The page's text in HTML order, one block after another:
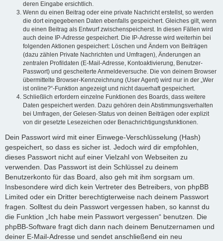
deren Eingabe ersichtlich.
Wenn du einen Beitrag oder eine private Nachricht erstellst, so werden
die dort eingegebenen Daten ebenfalls gespeichert. Gleiches gilt, wenn
du einen Beitrag als Entwurf zwischenspeicherst. In diesen Fällen wird
auch deine IP-Adresse gespeichert. Die IP-Adresse wird weiterhin bei
folgenden Aktionen gespeichert: Löschen und Ändern von Beiträgen
(dazu zählen Private Nachrichten und Umfragen), Änderungen an
zentralen Profildaten (E-Mail-Adresse, Kontoaktivierung, Benutzer-
Passwort) und gescheiterte Anmeldeversuche. Die von deinem Browser
übermittelte Browser-Kennzeichnung (User Agent) wird nur in der „Wer
ist online?“-Funktion angezeigt und nicht dauerhaft gespeichert.
Schließlich erfordern einzelne Funktionen des Boards, dass weitere
Daten gespeichert werden. Dazu gehören dein Abstimmungsverhalten
bei Umfragen, der Gelesen-Status von deinen Beiträgen oder explizit
von dir gesetzte Lesezeichen oder Benachrichtigungsfunktionen.
Dein Passwort wird mit einer Einwege-Verschlüsselung (Hash)
gespeichert, so dass es sicher ist. Jedoch wird dir empfohlen,
dieses Passwort nicht auf einer Vielzahl von Webseiten zu
verwenden. Das Passwort ist dein Schlüssel zu deinem
Benutzerkonto für das Board, also geh mit ihm sorgsam um.
Insbesondere wird dich kein Vertreter des Betreibers, von phpBB
Limited oder ein Dritter berechtigterweise nach deinem Passwort
fragen. Solltest du dein Passwort vergessen haben, so kannst du
die Funktion „Ich habe mein Passwort vergessen“ benutzen. Die
phpBB-Software fragt dich dann nach deinem Benutzernamen und
deiner E-Mail-Adresse und sendet anschließend ein neu